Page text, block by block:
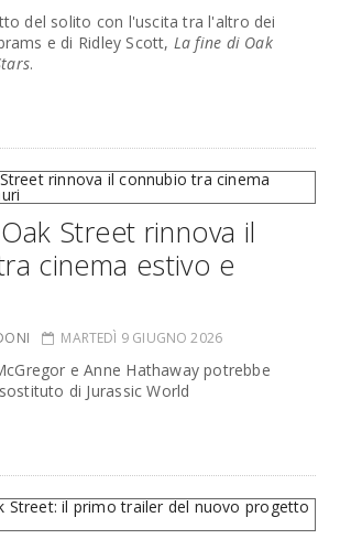
del solito con l'uscita tra l'altro dei
e di Ridley Scott, La fine di Oak
.
Street rinnova il
cinema estivo e
MARTEDÌ 9 GIUGNO 2026
e Anne Hathaway potrebbe
di Jurassic World